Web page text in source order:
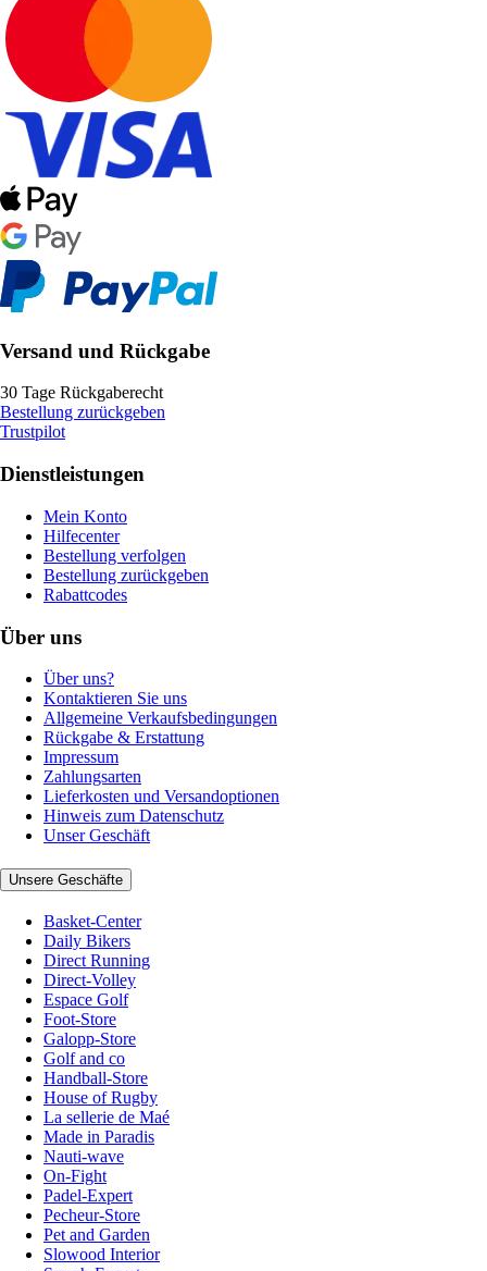
Versand und Rückgabe
30 Tage Rückgaberecht
Bestellung zurückgeben
Trustpilot
Dienstleistungen
Mein Konto
Hilfecenter
Bestellung verfolgen
Bestellung zurückgeben
Rabattcodes
Über uns
Über uns?
Kontaktieren Sie uns
Allgemeine Verkaufsbedingungen
Rückgabe & Erstattung
Impressum
Zahlungsarten
Lieferkosten und Versandoptionen
Hinweis zum Datenschutz
Unser Geschäft
Unsere Geschäfte
Basket-Center
Daily Bikers
Direct Running
Direct-Volley
Espace Golf
Foot-Store
Galopp-Store
Golf and co
Handball-Store
House of Rugby
La sellerie de Maé
Made in Paradis
Nauti-wave
On-Fight
Padel-Expert
Pecheur-Store
Pet and Garden
Slowood Interior